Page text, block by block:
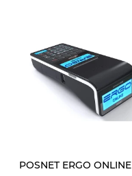
POSNET ERGO ONLINE